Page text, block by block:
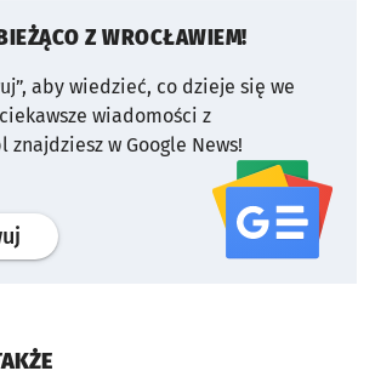
Z WROCŁAWIEM!
aby wiedzieć, co dzieje się we
wiadomości z
znajdziesz w Google News!
profil serwisu